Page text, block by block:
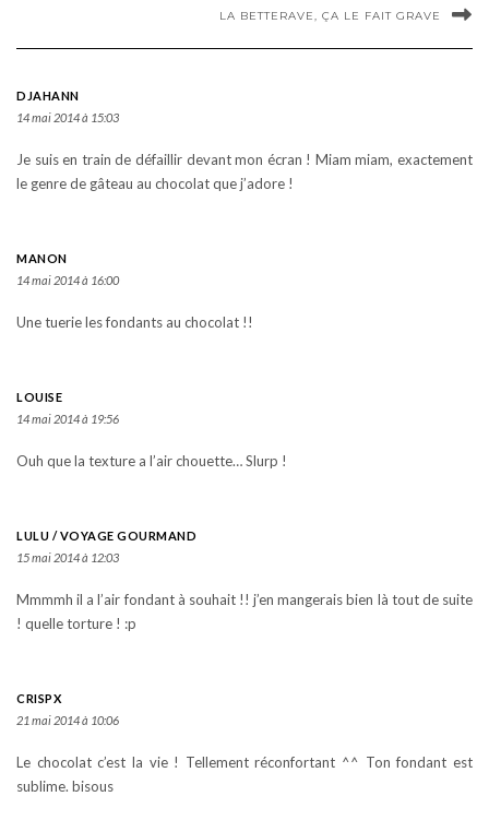
LA BETTERAVE, ÇA LE FAIT GRAVE
DJAHANN
14 mai 2014 à 15:03
Je suis en train de défaillir devant mon écran ! Miam miam, exactement
le genre de gâteau au chocolat que j’adore !
MANON
14 mai 2014 à 16:00
Une tuerie les fondants au chocolat !!
LOUISE
14 mai 2014 à 19:56
Ouh que la texture a l’air chouette… Slurp !
LULU / VOYAGE GOURMAND
15 mai 2014 à 12:03
Mmmmh il a l’air fondant à souhait !! j’en mangerais bien là tout de suite
! quelle torture ! :p
CRISPX
21 mai 2014 à 10:06
Le chocolat c’est la vie ! Tellement réconfortant ^^ Ton fondant est
sublime. bisous